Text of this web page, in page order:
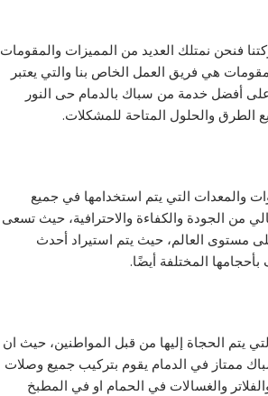
فنحن نمتلك العديد من المميزات والمقومات
هي فريق العمل الخاص بنا والتي يعتبر
أفضل خدمة من سباك بالدمام حى النور
الطرق والحلول المتاحة للمشكلات.
والمعدات التي يتم استخدامها في جميع
من الجودة والكفاءة والاحترافية، حيث تسعى
مستوى العالم، حيث يتم استيراد أحدث
المختلفة أيضًا.
يتم الحجاة إليها من قبل المواطنين، حيث ان
ممتاز في الدمام يقوم بتركيب جميع وصلات
والغسالات في الحمام او في المطبخ